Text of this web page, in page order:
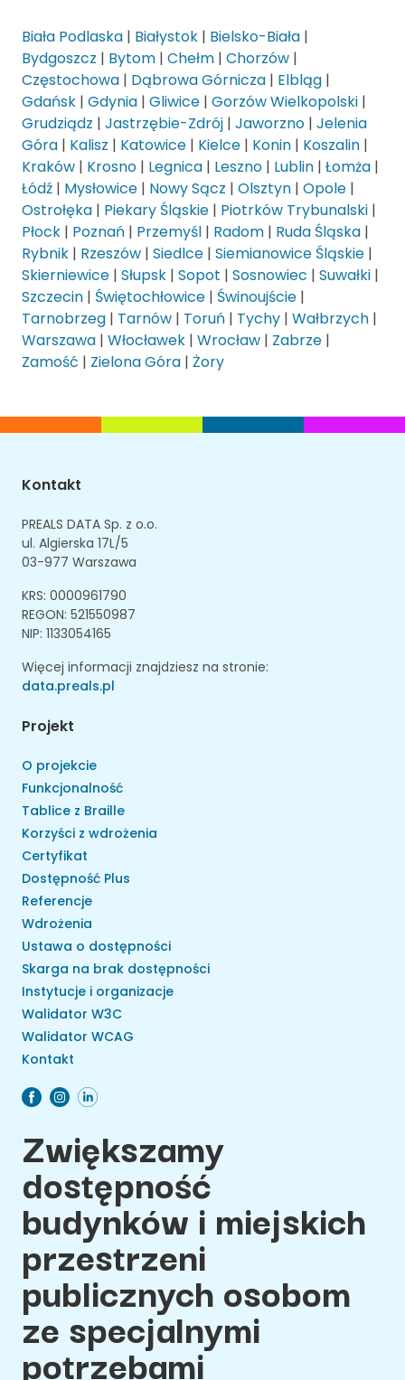
Biała Podlaska | Białystok | Bielsko-Biała |
Bydgoszcz | Bytom | Chełm | Chorzów |
Częstochowa | Dąbrowa Górnicza | Elbląg |
Gdańsk | Gdynia | Gliwice | Gorzów Wielkopolski |
Grudziądz | Jastrzębie-Zdrój | Jaworzno | Jelenia
Góra | Kalisz | Katowice | Kielce | Konin | Koszalin |
Kraków | Krosno | Legnica | Leszno | Lublin | Łomża |
Łódź | Mysłowice | Nowy Sącz | Olsztyn | Opole |
Ostrołęka | Piekary Śląskie | Piotrków Trybunalski |
Płock | Poznań | Przemyśl | Radom | Ruda Śląska |
Rybnik | Rzeszów | Siedlce | Siemianowice Śląskie |
Skierniewice | Słupsk | Sopot | Sosnowiec | Suwałki |
Szczecin | Świętochłowice | Świnoujście |
Tarnobrzeg | Tarnów | Toruń | Tychy | Wałbrzych |
Warszawa | Włocławek | Wrocław | Zabrze |
Zamość | Zielona Góra | Żory
Kontakt
PREALS DATA Sp. z o.o.
ul. Algierska 17L/5
03-977 Warszawa
KRS: 0000961790
REGON: 521550987
NIP: 1133054165
Więcej informacji znajdziesz na stronie:
data.preals.pl
Projekt
O projekcie
Funkcjonalność
Tablice z Braille
Korzyści z wdrożenia
Certyfikat
Dostępność Plus
Referencje
Wdrożenia
Ustawa o dostępności
Skarga na brak dostępności
Instytucje i organizacje
Walidator W3C
Walidator WCAG
Kontakt
Zwiększamy
dostępność
budynków i miejskich
przestrzeni
publicznych osobom
ze specjalnymi
potrzebami